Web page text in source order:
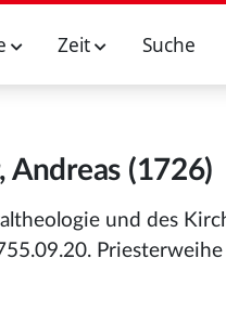
Zeit Suche
Andreas (1726)
und des